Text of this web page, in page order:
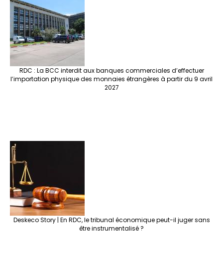
RDC : La BCC interdit aux banques commerciales d’effectuer
l’importation physique des monnaies étrangères à partir du 9 avril
2027
Deskeco Story | En RDC, le tribunal économique peut-il juger sans
être instrumentalisé ?